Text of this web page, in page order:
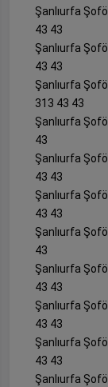
Şanlıurfa
43 43
Şanlıurfa
43 43
Şanlıurfa
313 43 43
Şanlıurfa
43
Şanlıurfa
43 43
Şanlıurfa
43 43
Şanlıurfa
43
Şanlıurfa
43 43
Şanlıurfa
43 43
Şanlıurfa
43 43
Şanlıurfa